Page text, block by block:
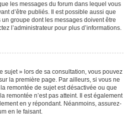
les messages du forum dans lequel vous
d’être publiés. Il est possible aussi que
un groupe dont les messages doivent être
l’administrateur pour plus d’informations.
sujet » lors de sa consultation, vous pouvez
la première page. Par ailleurs, si vous ne
remontée de sujet est désactivée ou que
remontée n’est pas atteint. Il est également
en y répondant. Néanmoins, assurez-
en le faisant.